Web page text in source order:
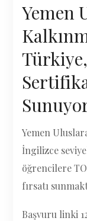
Yemen
Yemen
İngilizce
öğrencilere
fırsatı
Başvuru linki